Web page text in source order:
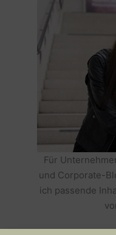
Für
und Corporate-
ich passende